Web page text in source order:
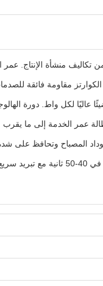
منشأة الإنتاج. عمر
مقاومة فائقة
عاليًا لكل واط. دورة
عمر الخدمة إلى ما
المصباح وتحافظ على
التشغيل.